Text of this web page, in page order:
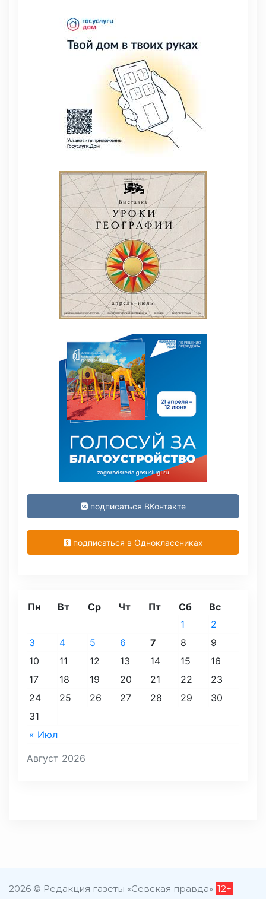
подписаться ВКонтакте
подписаться в Одноклассниках
Август 2026
Пн Вт Ср Чт Пт Сб Вс
« Июл
1
2
3
4 5 6 7 8
9
10
11 12 13 14 15
16
17
18 19 20 21 22
23
24
25 26 27 28 29
30
31
2026 © Редакция газеты «Севская правда» 12+